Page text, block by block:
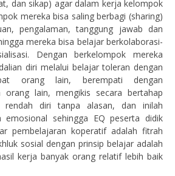
dan sikap) agar dalam kerja kelompok
mereka bisa saling berbagi (sharing)
pengalaman, tanggung jawab dan
mereka bisa belajar berkolaborasi-
Dengan berkelompok mereka
diri melalui belajar toleran dengan
orang lain, berempati dengan
orang lain, mengikis secara bertahap
rendah diri tanpa alasan, dan inilah
emosional sehingga EQ peserta didik
pembelajaran koperatif adalah fitrah
sosial dengan prinsip belajar adalah
kerja banyak orang relatif lebih baik